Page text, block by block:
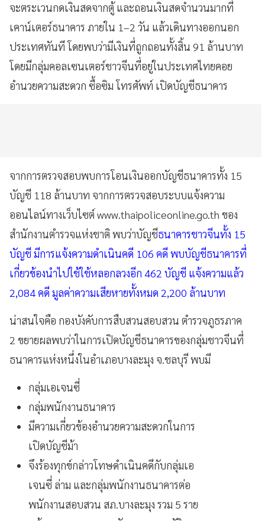
จะตระเวนกดเงินสดจากตู้ และถอนเงินสดจำนวนมากที่
เคาน์เตอร์ธนาคาร ภายใน 1–2 วัน แล้วเดินทางออกนอก
ประเทศทันที โดยพบว่ามีเงินที่ถูกถอนทั้งสิ้น 91 ล้านบาท
โดยมีกลุ่มคอลเซนเตอร์ชาวจีนที่อยู่ในประเทศไทยคอย
อำนวยความสะดวก ซื้อซิม โทรศัพท์ เปิดบัญชีธนาคาร
จากการตรวจสอบพบการโอนเงินออกบัญชีธนาคารทั้ง 15
บัญชี 118 ล้านบาท จากการตรวจสอบระบบแจ้งความ
ออนไลน์ทางเว็บไซต์ www.thaipoliceonline.go.th ของ
สำนักงานตำรวจแห่งชาติ พบว่าบัญชีธนาคารชาวจีนทั้ง 15
บัญชี มีการแจ้งความดำเนินคดี 106 คดี พบบัญชีธนาคารที่
เกี่ยวข้องนำไปใช้ใช้หลอกลวงอีก 462 บัญชี แจ้งความแล้ว
2,084 คดี มูลค่าความเสียหายทั้งหมด 2,200 ล้านบาท
น่าสนใจคือ กองบังคับการสืบสวนสอบสวน ตำรวจภูธรภาค
2 ขยายผลพบว่าในการเปิดบัญชีธนาคารของกลุ่มชาวจีนที่
ธนาคารแห่งหนึ่งในอำเภอบางละมุง จ.ชลบุรี พบมี
กลุ่มเอเจนซี่
กลุ่มพนักงานธนาคาร
มีความเกี่ยวข้องอำนวยความสะดวกในการ
เปิดบัญชีม้า
จึงร้องทุกข์กล่าวโทษดำเนินคดีกับกลุ่มเอ
เจนซี่ ล่าม และกลุ่มพนักงานธนาคารต่อ
พนักงานสอบสวน สภ.บางละมุง รวม 5 ราย